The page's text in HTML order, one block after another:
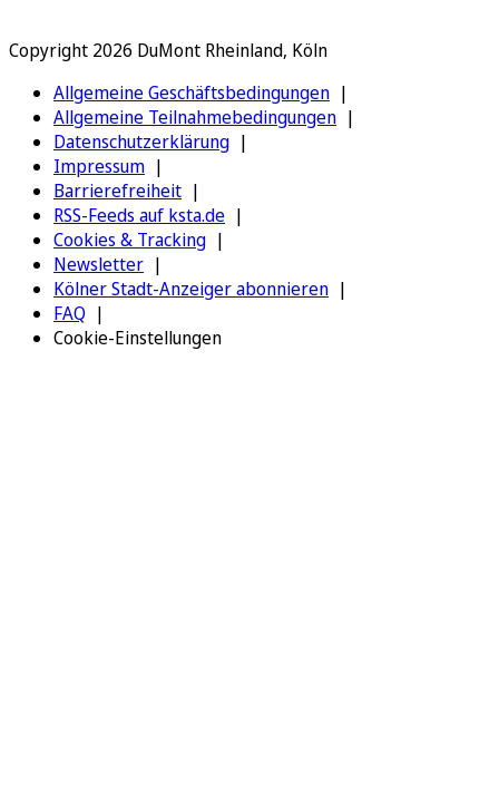
Copyright 2026 DuMont Rheinland, Köln
Allgemeine Geschäftsbedingungen
Allgemeine Teilnahmebedingungen
Datenschutzerklärung
Impressum
Barrierefreiheit
RSS-Feeds auf ksta.de
Cookies & Tracking
Newsletter
Kölner Stadt-Anzeiger abonnieren
FAQ
Cookie-Einstellungen